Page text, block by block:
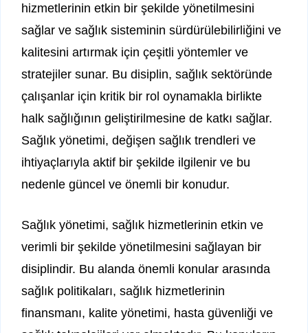
hizmetlerinin etkin bir şekilde yönetilmesini
sağlar ve sağlık sisteminin sürdürülebilirliğini ve
kalitesini artırmak için çeşitli yöntemler ve
stratejiler sunar. Bu disiplin, sağlık sektöründe
çalışanlar için kritik bir rol oynamakla birlikte
halk sağlığının geliştirilmesine de katkı sağlar.
Sağlık yönetimi, değişen sağlık trendleri ve
ihtiyaçlarıyla aktif bir şekilde ilgilenir ve bu
nedenle güncel ve önemli bir konudur.
Sağlık yönetimi, sağlık hizmetlerinin etkin ve
verimli bir şekilde yönetilmesini sağlayan bir
disiplindir. Bu alanda önemli konular arasında
sağlık politikaları, sağlık hizmetlerinin
finansmanı, kalite yönetimi, hasta güvenliği ve